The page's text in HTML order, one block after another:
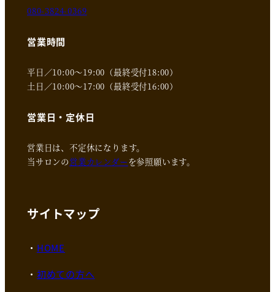
080-3824-0369
営業時間
平日／10:00～19:00（最終受付18:00）
土日／10:00～17:00（最終受付16:00）
営業日・定休日
営業日は、不定休になります。
当サロンの営業カレンダーを参照願います。
サイトマップ
HOME
初めての方へ